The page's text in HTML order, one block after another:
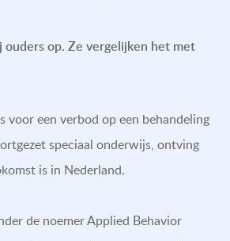
op. Ze vergelijken het met
een verbod op een behandeling
speciaal onderwijs, ontving
is in Nederland.
de noemer Applied Behavior